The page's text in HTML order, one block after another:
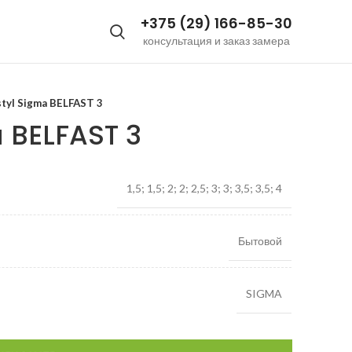
+375 (29) 166-85-30
консультация и заказ замера
Sigma BELFAST 3
3
1,5; 1,5; 2; 2; 2,5; 3; 3; 3,5; 3,5; 4
Бытовой
SIGMA